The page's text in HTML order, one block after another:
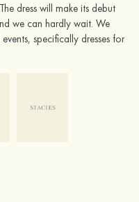
dress will make its debut
we can hardly wait. We
specifically dresses for